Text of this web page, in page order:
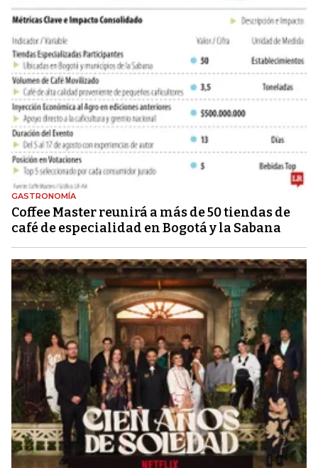
GASTRONOMÍA
Coffee Master reunirá a más de 50 tiendas de
café de especialidad en Bogotá y la Sabana